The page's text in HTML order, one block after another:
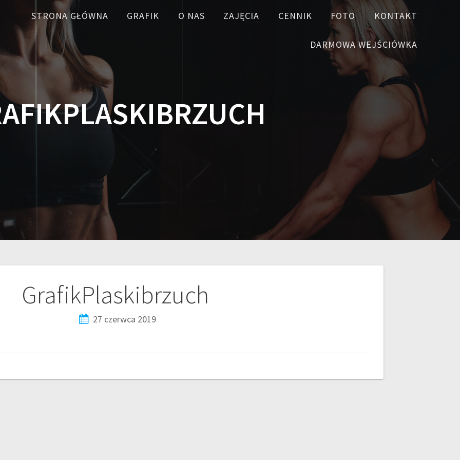
STRONA GŁÓWNA GRAFIK O NAS ZAJĘCIA CENNIK FOTO KONTAKT
DARMOWA WEJŚCIÓWKA
GrafikPlaskibrzuch
27 czerwca 2019